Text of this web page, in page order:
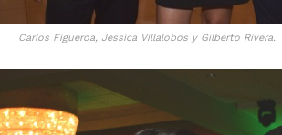
Carlos Figueroa, Jessica Villalobos y Gilberto Rivera.